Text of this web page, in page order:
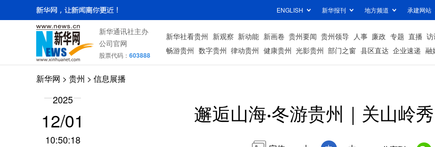
ENGLISH 新华报刊 地方频道 承建网站
新华通讯社主办
公司官网
股票代码： 603888
新华社看贵州 新观察 新动能 新画卷 贵州要闻 贵州领导 人事 廉政 专题 直播 访
畅游贵州 数字贵州 律动贵州 健康贵州 光影贵州 部门之窗 县区直达 企业速递 融
新华网 > 贵州 > 信息展播
2025
12/01
10:50:18
邂逅山海·冬游贵州｜关山岭